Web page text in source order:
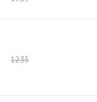
12:35